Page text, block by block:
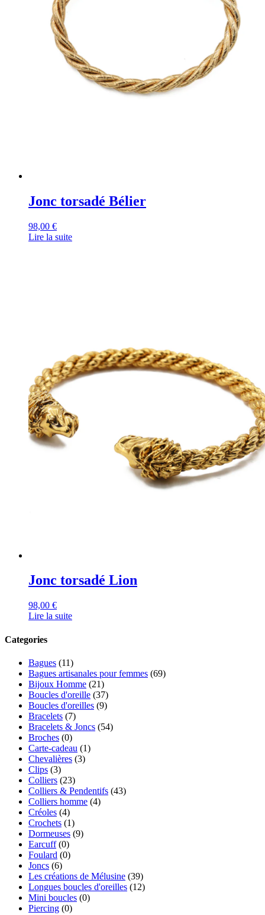
Jonc torsadé Bélier
98,00 €
Lire la suite
Jonc torsadé Lion
98,00 €
Lire la suite
Categories
Bagues (11)
Bagues artisanales pour femmes (69)
Bijoux Homme (21)
Boucles d'oreille (37)
Boucles d'oreilles (9)
Bracelets (7)
Bracelets & Joncs (54)
Broches (0)
Carte-cadeau (1)
Chevalières (3)
Clips (3)
Colliers (23)
Colliers & Pendentifs (43)
Colliers homme (4)
Créoles (4)
Crochets (1)
Dormeuses (9)
Earcuff (0)
Foulard (0)
Joncs (6)
Les créations de Mélusine (39)
Longues boucles d'oreilles (12)
Mini boucles (0)
Piercing (0)